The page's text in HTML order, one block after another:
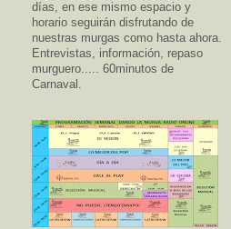
días, en ese mismo espacio y
horario seguirán disfrutando de
nuestras murgas como hasta ahora.
Entrevistas, información, repaso
murguero..... 60minutos de
Carnaval.